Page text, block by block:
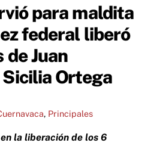
para maldita
federal liberó
de Juan
Ortega
, Principales
la liberación de los 6